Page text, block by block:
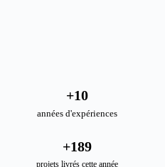
années d'expériences
+10
projets livrés cette année
+189